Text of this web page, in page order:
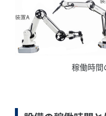
稼働時間